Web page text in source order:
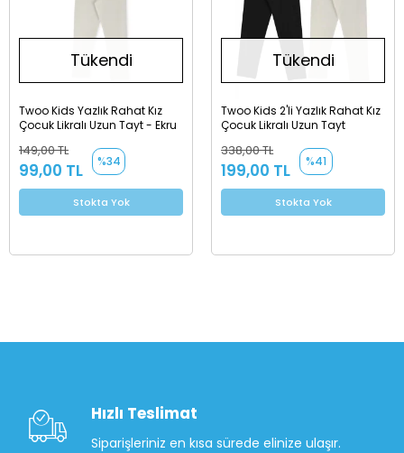
Tükendi
Twoo Kids Yazlık Rahat Kız
Çocuk Likralı Uzun Tayt - Ekru
149,00 TL
99,00 TL %34
Stokta Yok
Tükendi
Twoo Kids 2'li Yazlık Rahat Kız
Çocuk Likralı Uzun Tayt
338,00 TL
199,00 TL %41
Stokta Yok
Hızlı Teslimat
Siparişleriniz en kısa sürede elinize ulaşır.